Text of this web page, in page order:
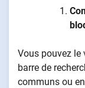
Vous pouvez le
barre de
communs ou